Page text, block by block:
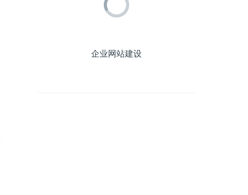
企业网站建设